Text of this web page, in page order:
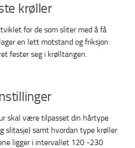
krøller
for de som sliter med å få
en lett motstand og friksjon
fester seg i krølltangen.
skal være tilpasset din hårtype
slitasje) samt hvordan type krøller
ligger i intervallet 120 -230